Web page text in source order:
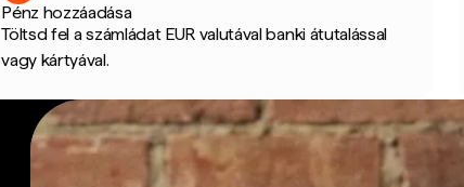
Pénz hozzáadása
Töltsd fel a számládat EUR valutával banki átutalással
vagy kártyával.